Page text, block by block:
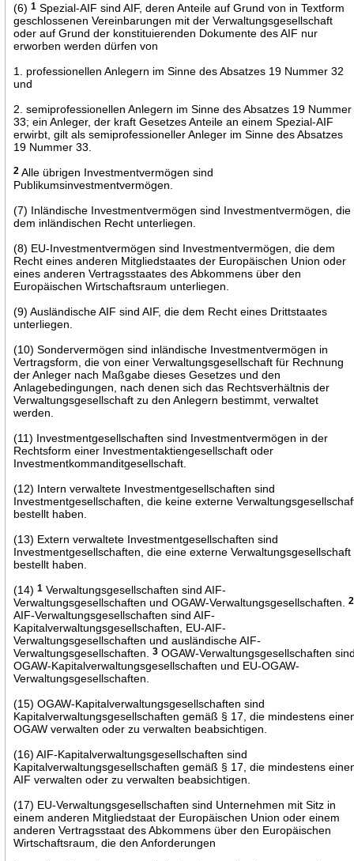
(6)1 Spezial-AIF sind AIF, deren Anteile auf Grund von in Textform
geschlossenen Vereinbarungen mit der Verwaltungsgesellschaft
oder auf Grund der konstituierenden Dokumente des AIF nur
erworben werden dürfen von
1. professionellen Anlegern im Sinne des Absatzes 19 Nummer 32
und
2. semiprofessionellen Anlegern im Sinne des Absatzes 19 Nummer
33; ein Anleger, der kraft Gesetzes Anteile an einem Spezial-AIF
erwirbt, gilt als semiprofessioneller Anleger im Sinne des Absatzes
19 Nummer 33.
2 Alle übrigen Investmentvermögen sind
Publikumsinvestmentvermögen.
(7) Inländische Investmentvermögen sind Investmentvermögen, die
dem inländischen Recht unterliegen.
(8) EU-Investmentvermögen sind Investmentvermögen, die dem
Recht eines anderen Mitgliedstaates der Europäischen Union oder
eines anderen Vertragsstaates des Abkommens über den
Europäischen Wirtschaftsraum unterliegen.
(9) Ausländische AIF sind AIF, die dem Recht eines Drittstaates
unterliegen.
(10) Sondervermögen sind inländische Investmentvermögen in
Vertragsform, die von einer Verwaltungsgesellschaft für Rechnung
der Anleger nach Maßgabe dieses Gesetzes und den
Anlagebedingungen, nach denen sich das Rechtsverhältnis der
Verwaltungsgesellschaft zu den Anlegern bestimmt, verwaltet
werden.
(11) Investmentgesellschaften sind Investmentvermögen in der
Rechtsform einer Investmentaktiengesellschaft oder
Investmentkommanditgesellschaft.
(12) Intern verwaltete Investmentgesellschaften sind
Investmentgesellschaften, die keine externe
bestellt haben.
(13) Extern verwaltete Investmentgesellschaften sind
Investmentgesellschaften, die eine externe Verwaltungsgesellschaft
bestellt haben.
(14)1 Verwaltungsgesellschaften sind AIF-
Verwaltungsgesellschaften und OGAW-Verwaltungsgesellschaften.2
AIF-Verwaltungsgesellschaften sind AIF-
Kapitalverwaltungsgesellschaften, EU-AIF-
Verwaltungsgesellschaften und ausländische AIF-
Verwaltungsgesellschaften.3 OGAW-Verwaltungsgesellschaften
OGAW-Kapitalverwaltungsgesellschaften und EU-OGAW-
Verwaltungsgesellschaften.
(15) OGAW-Kapitalverwaltungsgesellschaften sind
Kapitalverwaltungsgesellschaften gemäß § 17, die mindestens
OGAW verwalten oder zu verwalten beabsichtigen.
(16) AIF-Kapitalverwaltungsgesellschaften sind
Kapitalverwaltungsgesellschaften gemäß § 17, die mindestens
AIF verwalten oder zu verwalten beabsichtigen.
(17) EU-Verwaltungsgesellschaften sind Unternehmen mit Sitz in
einem anderen Mitgliedstaat der Europäischen Union oder einem
anderen Vertragsstaat des Abkommens über den Europäischen
Wirtschaftsraum, die den Anforderungen